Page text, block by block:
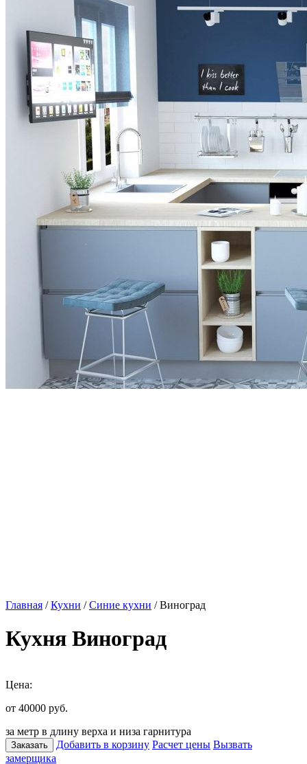
Главная /Кухни /Синие кухни / Виноград
Кухня Виноград
Цена:
от 40000 руб.
за метр в длину верха и низа гарнитура
Заказать Добавить в корзину Расчет цены Вызвать
замерщика